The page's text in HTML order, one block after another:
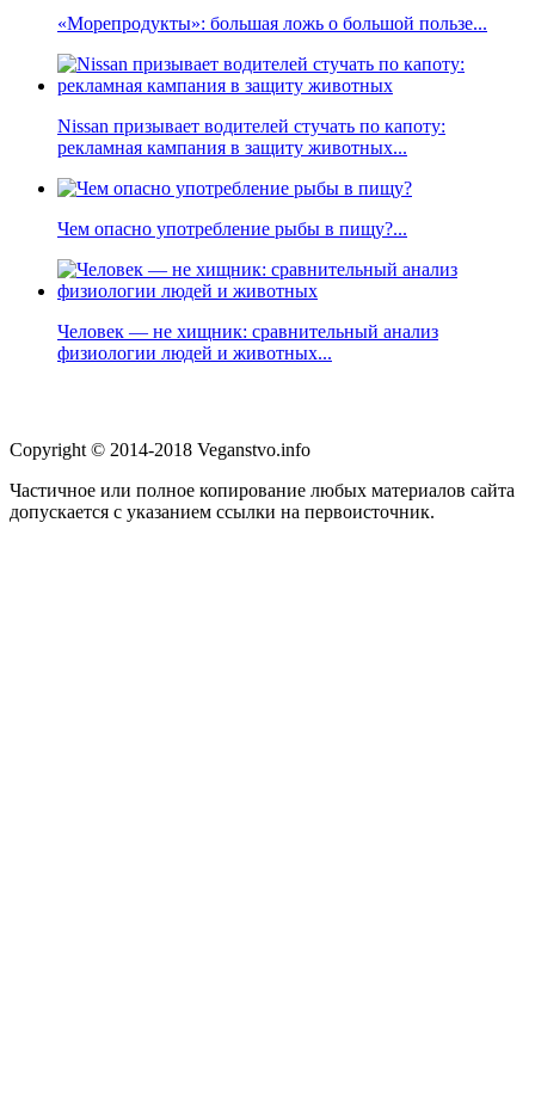
«Морепродукты»: большая ложь о большой пользе...
Nissan призывает водителей стучать по капоту:
рекламная кампания в защиту животных...
Чем опасно употребление рыбы в пищу?...
Человек — не хищник: сравнительный анализ
физиологии людей и животных...
Copyright © 2014-2018 Veganstvo.info
Частичное или полное копирование любых материалов сайта
допускается с указанием ссылки на первоисточник.